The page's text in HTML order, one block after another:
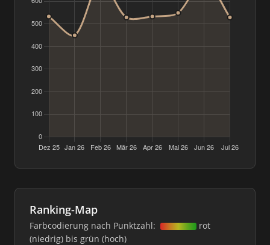
Ranking-Map
Farbcodierung nach Punktzahl:
rot
(niedrig) bis grün (hoch)